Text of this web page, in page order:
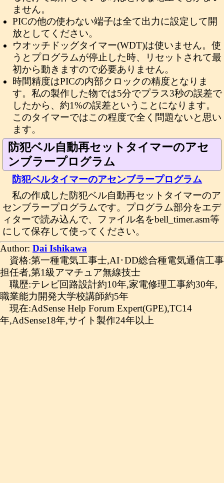
ません。
PICの他の使わない端子は全て出力に設定して開
放としてください。
ウオッチドッグタイマー(WDT)は使いません。使
うとプログラムが停止した時、リセットされて最
初から動きますので必要ありません。
時間精度はPICの内部クロックの精度となりま
す。私の製作した物では5分でプラス3秒の誤差で
したから、約1%の誤差ということになります。
このタイマーではこの程度で全く問題ないと思い
ます。
防犯ベル自動再セットタイマーのアセ
ンブラープログラム
防犯ベルタイマーのアセンブラープログラム
私の作成した防犯ベル自動再セットタイマーのア
センブラープログラムです。プログラム部分をエデ
ィターで読み込んで、ファイル名をbell_timer.asm等
にして保存して使ってください。
Author: Dai Ishikawa
資格:第一種電気工事士,AI･DD総合種電気通信工事
担任者,第1級アマチュア無線技士
職歴:テレビ回路設計約10年,家電修理工事約30年,
職業能力開発大学校講師約5年
現在:AdSense Help Forum Expert(GPE),TC14
年,AdSense18年,サイト製作24年以上